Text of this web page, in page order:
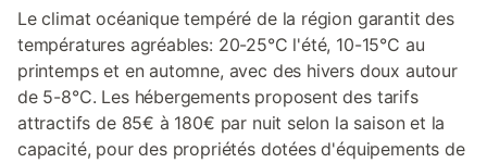
Le climat océanique tempéré de la région garantit des
températures agréables: 20-25°C l'été, 10-15°C au
printemps et en automne, avec des hivers doux autour
de 5-8°C. Les hébergements proposent des tarifs
attractifs de 85€ à 180€ par nuit selon la saison et la
capacité, pour des propriétés dotées d'équipements de